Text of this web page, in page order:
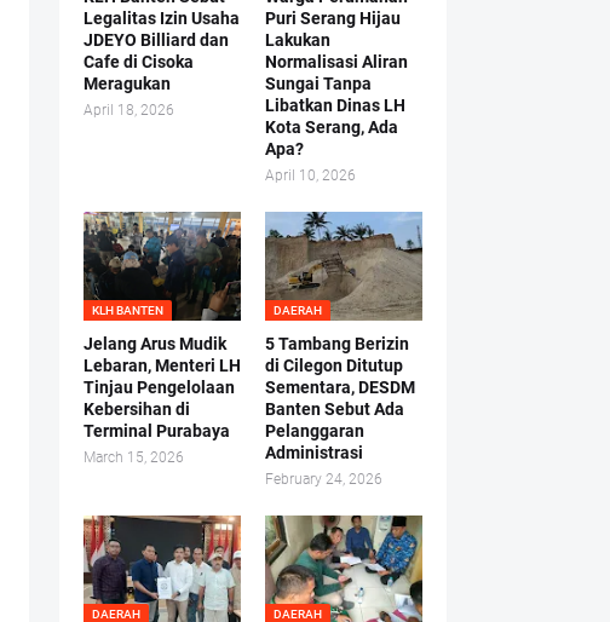
Legalitas Izin Usaha
JDEYO Billiard dan
Cafe di Cisoka
Meragukan
April 18, 2026
Puri Serang Hijau
Lakukan
Normalisasi Aliran
Sungai Tanpa
Libatkan Dinas LH
Kota Serang, Ada
Apa?
April 10, 2026
KLH BANTEN
Jelang Arus Mudik
Lebaran, Menteri LH
Tinjau Pengelolaan
Kebersihan di
Terminal Purabaya
March 15, 2026
DAERAH
5 Tambang Berizin
di Cilegon Ditutup
Sementara, DESDM
Banten Sebut Ada
Pelanggaran
Administrasi
February 24, 2026
DAERAH DAERAH